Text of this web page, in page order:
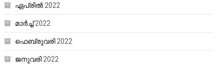
ഏപ്രിൽ 2022
മാർച്ച്‌ 2022
ഫെബ്രുവരി 2022
ജനുവരി 2022